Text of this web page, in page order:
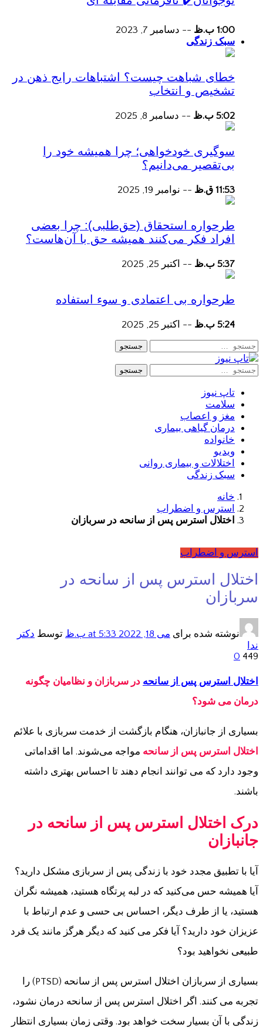
1:00 ب.ظ -- دسامبر 7, 2023
سبک زندگی
خطای شباهت چیست؟ اشتباهات رایج ذهن در
تشخیص و انتخاب
5:02 ب.ظ -- دسامبر 8, 2025
سوگیری خودخواهی؛ چرا همیشه خود را
بی‌تقصیر می‌دانیم؟
11:53 ق.ظ -- نوامبر 19, 2025
طرحواره استحقاق (حق‌طلبی): چرا بعضی
افراد فکر می‌کنند همیشه حق با آن‌هاست؟
5:37 ب.ظ -- اکتبر 25, 2025
طرحواره بی اعتمادی و سوء استفاده
5:24 ب.ظ -- اکتبر 25, 2025
جستجو
جستجو
تاپ نیوز
سلامت
مغز و اعصاب
درمان گیاهی بیماری
خانواده
ویدیو
اختلالات و بیماری روانی
سبک زندگی
خانه
استرس و اضطراب
اختلال استرس پس از سانحه در سربازان
استرس و اضطراب
اختلال استرس پس از سانحه در
سربازان
نوشته شده برای می 18, 2022 at 5:33 ب.ظ توسط دکتر
ندا
449
0
اختلال استرس پس از سانحه در سربازان و نظامیان چگونه
درمان می شود؟
بسیاری از جانبازان، هنگام بازگشت از خدمت سربازی با علائم
اختلال استرس پس از سانحه مواجه می‌شوند. اما اقداماتی
وجود دارد که می توانند انجام دهند تا احساس بهتری داشته
باشند.
درک اختلال استرس پس از سانحه در
جانبازان
آیا با تطبیق مجدد خود با زندگی پس از سربازی مشکل دارید؟
آیا همیشه حس می‌کنید که در لبه پرتگاه هستید، همیشه نگران
هستید، یا از طرف دیگر، احساس بی حسی و عدم ارتباط با
عزیزان خود دارید؟ آیا فکر می کنید که دیگر هرگز مانند یک فرد
طبیعی نخواهید بود؟
بسیاری از سربازان اختلال استرس پس از سانحه (PTSD) را
تجربه می کنند. اگر اختلال استرس پس از سانحه درمان نشود،
زندگی با آن بسیار سخت خواهد بود. وقتی زمان بسیاری انتظار